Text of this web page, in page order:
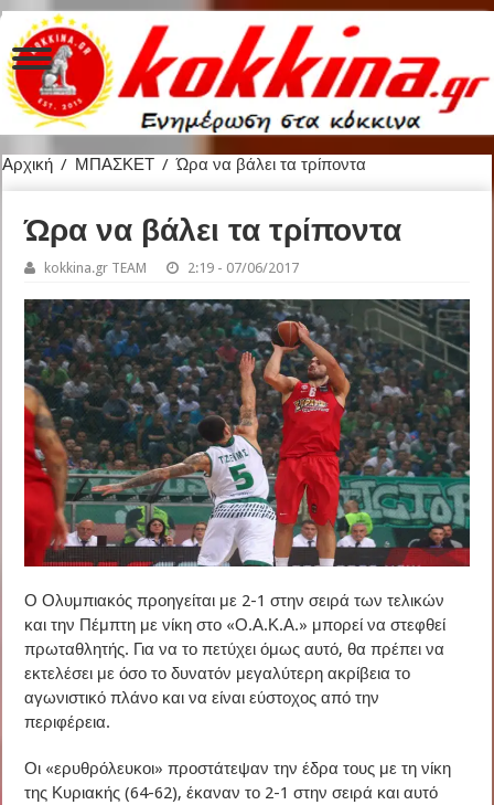
Αρχική / ΜΠΑΣΚΕΤ / Ώρα να βάλει τα τρίποντα
Ώρα να βάλει τα τρίποντα
kokkina.gr TEAM 2:19 - 07/06/2017
Ο Ολυμπιακός προηγείται με 2-1 στην σειρά των τελικών
και την Πέμπτη με νίκη στο «Ο.Α.Κ.Α.» μπορεί να στεφθεί
πρωταθλητής. Για να το πετύχει όμως αυτό, θα πρέπει να
εκτελέσει με όσο το δυνατόν μεγαλύτερη ακρίβεια το
αγωνιστικό πλάνο και να είναι εύστοχος από την
περιφέρεια.
Οι «ερυθρόλευκοι» προστάτεψαν την έδρα τους με τη νίκη
της Κυριακής (64-62), έκαναν το 2-1 στην σειρά και αυτό